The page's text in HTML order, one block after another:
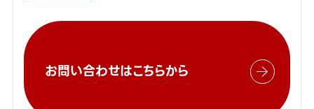
お問い合わせはこちらから